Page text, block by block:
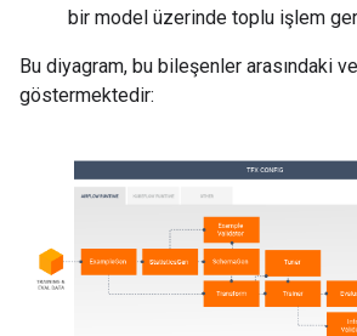
bir model üzerinde toplu işlem
Bu diyagram, bu bileşenler arasındaki
göstermektedir: